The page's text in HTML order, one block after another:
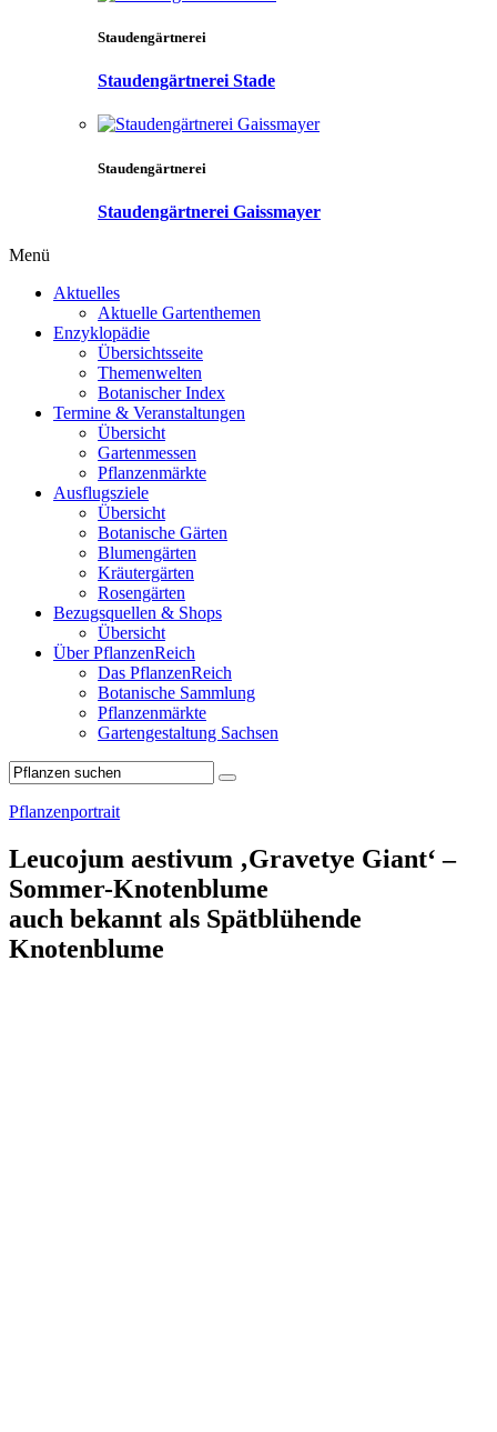
Staudengärtnerei
Staudengärtnerei Stade
Staudengärtnerei
Staudengärtnerei Gaissmayer
Menü
Aktuelles
Aktuelle Gartenthemen
Enzyklopädie
Übersichtsseite
Themenwelten
Botanischer Index
Termine & Veranstaltungen
Übersicht
Gartenmessen
Pflanzenmärkte
Ausflugsziele
Übersicht
Botanische Gärten
Blumengärten
Kräutergärten
Rosengärten
Bezugsquellen & Shops
Übersicht
Über PflanzenReich
Das PflanzenReich
Botanische Sammlung
Pflanzenmärkte
Gartengestaltung Sachsen
Pflanzenportrait
Leucojum aestivum ‚Gravetye Giant‘ –
Sommer-Knotenblume
auch bekannt als Spätblühende
Knotenblume